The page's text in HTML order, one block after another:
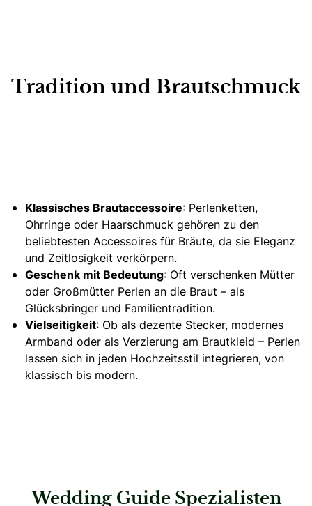
Tradition und Brautschmuck
Klassisches Brautaccessoire: Perlenketten,
Ohrringe oder Haarschmuck gehören zu den
beliebtesten Accessoires für Bräute, da sie Eleganz
und Zeitlosigkeit verkörpern.
Geschenk mit Bedeutung: Oft verschenken Mütter
oder Großmütter Perlen an die Braut – als
Glücksbringer und Familientradition.
Vielseitigkeit: Ob als dezente Stecker, modernes
Armband oder als Verzierung am Brautkleid – Perlen
lassen sich in jeden Hochzeitsstil integrieren, von
klassisch bis modern.
Wedding Guide Spezialisten